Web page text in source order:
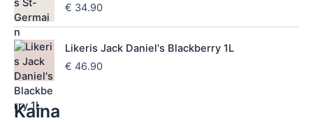
€ 34.90
Likeris Jack Daniel's Blackberry 1L
€ 46.90
Kaina